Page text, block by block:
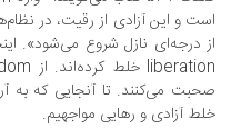
است و این آزادی از رقیت، در
صحبت می‌کنند. تا آنجایی که به
خلط آزادی و رهایی مواجهیم.